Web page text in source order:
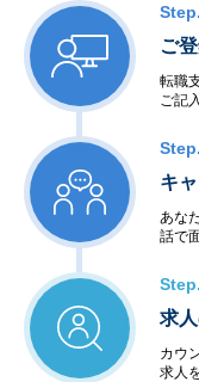
ご
転職
ご記
キ
あな
話で
求
カウ
求人